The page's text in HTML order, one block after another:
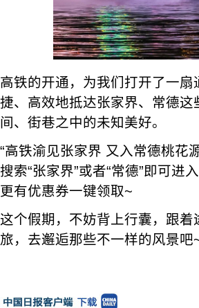
高铁的开通，为我们打开了一
捷、高效地抵达张家界、常德
间、街巷之中的未知美好。
“高铁渝见张家界 又入常德桃花
搜索“张家界”或者“常德”即可进
更有优惠券一键领取~
这个假期，不妨背上行囊，跟
旅，去邂逅那些不一样的风景吧